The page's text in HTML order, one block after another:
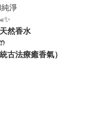
純淨
然香水
古法療癒香氣）